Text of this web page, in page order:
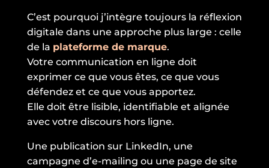
C’est pourquoi j’intègre toujours la réflexion
digitale dans une approche plus large : celle
de la plateforme de marque.
Votre communication en ligne doit
exprimer ce que vous êtes, ce que vous
défendez et ce que vous apportez.
Elle doit être lisible, identifiable et alignée
avec votre discours hors ligne.
Une publication sur LinkedIn, une
campagne d’e-mailing ou une page de site